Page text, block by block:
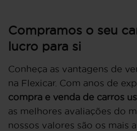
Compramos o seu
lucro para si
Conheça as vantagens de
na Flexicar. Com anos de
compra e venda de carros
as melhores avaliações do
nossos valores são os mais